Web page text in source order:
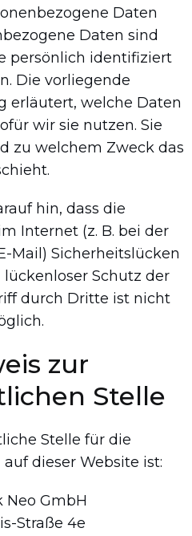
Daten
Daten sind
persönlich identifiziert
Die vorliegende
erläutert, welche Daten
wir sie nutzen. Sie
zu welchem Zweck das
hin, dass die
Internet (z. B. bei der
Mail) Sicherheitslücken
Schutz der
durch Dritte ist nicht
zur
Stelle
Stelle für die
dieser Website ist:
Neo GmbH
Straße 4e